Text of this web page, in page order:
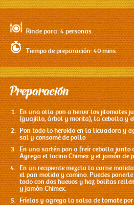
Rinde para: 4 personas
Tiempo de preparación: 40 mins.
Preparación
En una olla pon a hervir los jitomates
(guajillo, árbol y morita), la cebolla y
Pon todo lo hervido en la licuadora y
sal y consomé de pollo
En una sartén pon a freír cebolla junto
Agrega el tocino Chimex y el jamón de
En un recipiente mezcla la carne
el pan molido y comino. Puedes
todo con dos huevos y haz bolitas
y jamón Chimex.
Fríelas y agrega la salsa de tomate